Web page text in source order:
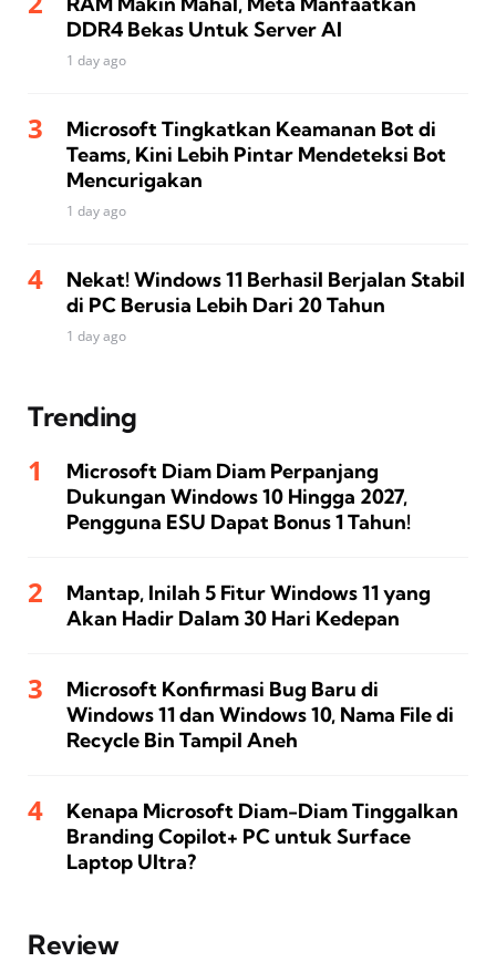
DDR4 Bekas Untuk Server AI
1 day ago
Microsoft Tingkatkan Keamanan Bot di
Teams, Kini Lebih Pintar Mendeteksi Bot
Mencurigakan
1 day ago
Nekat! Windows 11 Berhasil Berjalan Stabil
di PC Berusia Lebih Dari 20 Tahun
1 day ago
Trending
Microsoft Diam Diam Perpanjang
Dukungan Windows 10 Hingga 2027,
Pengguna ESU Dapat Bonus 1 Tahun!
Mantap, Inilah 5 Fitur Windows 11 yang
Akan Hadir Dalam 30 Hari Kedepan
Microsoft Konfirmasi Bug Baru di
Windows 11 dan Windows 10, Nama File di
Recycle Bin Tampil Aneh
Kenapa Microsoft Diam-Diam Tinggalkan
Branding Copilot+ PC untuk Surface
Laptop Ultra?
Review